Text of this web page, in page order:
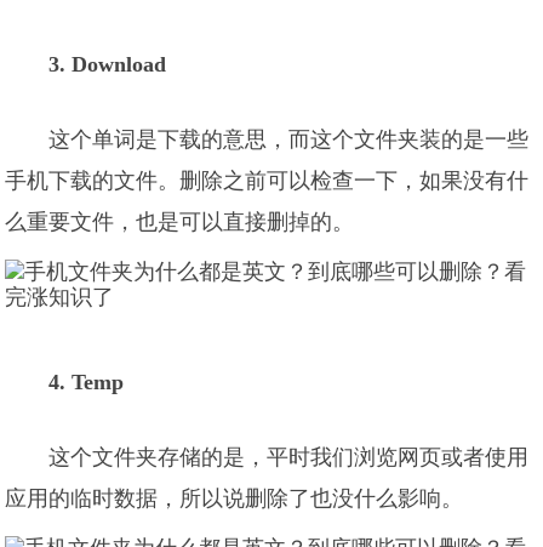
3. Download
这个单词是下载的意思，而这个文件夹装的是一些
手机下载的文件。删除之前可以检查一下，如果没有什
么重要文件，也是可以直接删掉的。
4. Temp
这个文件夹存储的是，平时我们浏览网页或者使用
应用的临时数据，所以说删除了也没什么影响。